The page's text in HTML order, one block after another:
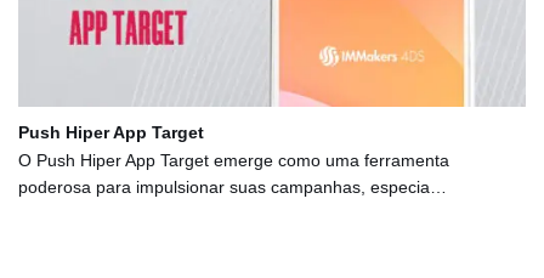
Push Hiper App Target
O Push Hiper App Target emerge como uma ferramenta
poderosa para impulsionar suas campanhas, especia…